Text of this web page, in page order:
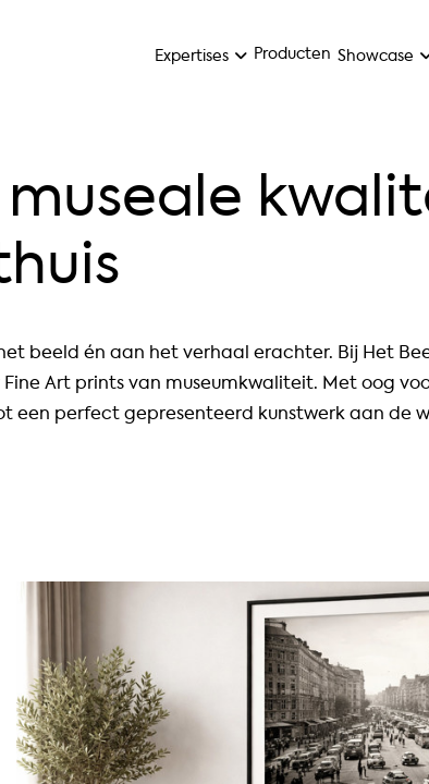
Expertises Producten Showcase
beeld én aan het verhaal erachter. Bij Het
Art prints van museumkwaliteit. Met oog
perfect gepresenteerd kunstwerk aan de